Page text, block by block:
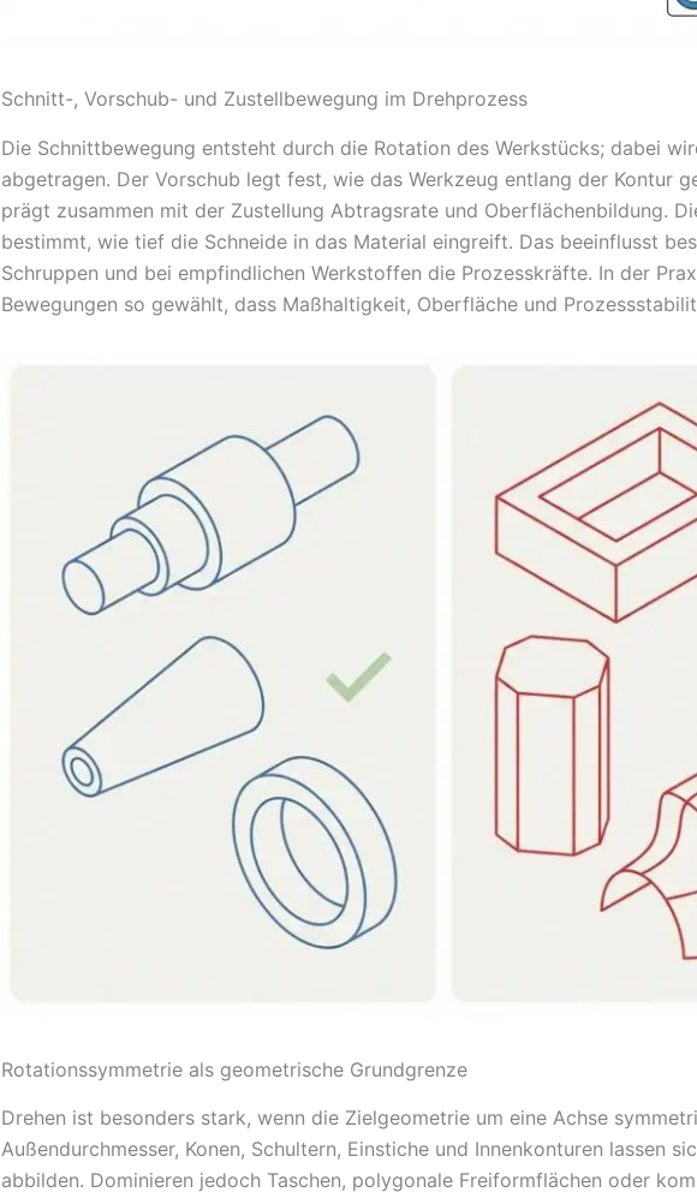
Schnitt-, Vorschub- und Zustellbewegung im Drehprozess
Die Schnittbewegung entsteht durch die Rotation des Werkstücks; dabei
abgetragen. Der Vorschub legt fest, wie das Werkzeug entlang der Kontur
prägt zusammen mit der Zustellung Abtragsrate und Oberflächenbildung.
bestimmt, wie tief die Schneide in das Material eingreift. Das beeinflusst
Schruppen und bei empfindlichen Werkstoffen die Prozesskräfte. In der
Bewegungen so gewählt, dass Maßhaltigkeit, Oberfläche und
Rotationssymmetrie als geometrische Grundgrenze
Drehen ist besonders stark, wenn die Zielgeometrie um eine Achse
Außendurchmesser, Konen, Schultern, Einstiche und Innenkonturen lassen
abbilden. Dominieren jedoch Taschen, polygonale Freiformflächen oder